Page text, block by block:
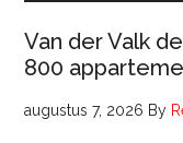
Van der Valk
800
augustus 7, 2026 By